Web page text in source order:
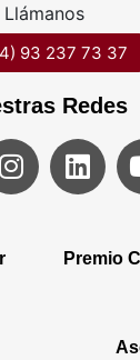
Llámanos
93 237 73 37
Redes
Premio